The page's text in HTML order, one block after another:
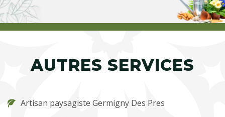
AUTRES SERVICES
Artisan paysagiste Germigny Des Pres